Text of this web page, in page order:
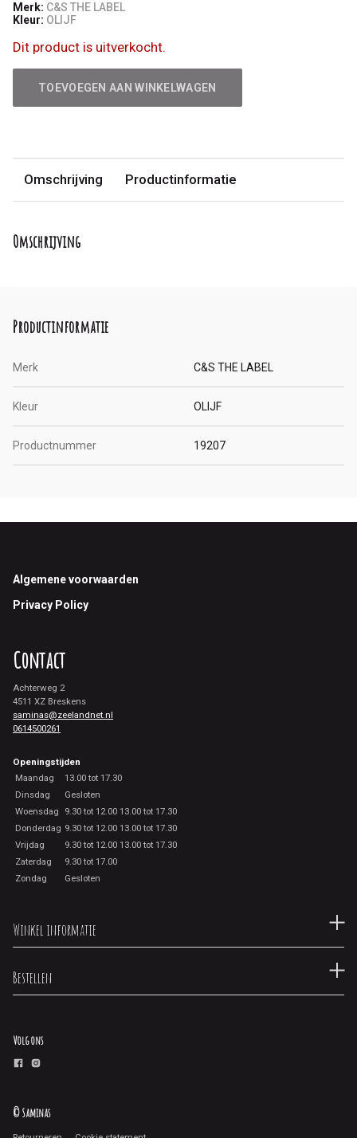
Merk: C&S THE LABEL
Kleur: OLIJF
Dit product is uitverkocht.
TOEVOEGEN AAN WINKELWAGEN
Omschrijving Productinformatie
Omschrijving
Productinformatie
Merk C&S THE LABEL
Kleur OLIJF
Productnummer 19207
Footer
Algemene voorwaarden
Privacy Policy
Contact
Achterweg 2
4511 XZ Breskens
saminas@zeelandnet.nl
0614500261
Openingstijden
Maandag
13.00 tot 17.30
Dinsdag
Gesloten
Woensdag
9.30 tot 12.00 13.00 tot 17.30
Donderdag 9.30 tot 12.00 13.00 tot 17.30
Vrijdag
9.30 tot 12.00 13.00 tot 17.30
Zaterdag
9.30 tot 17.00
Zondag
Gesloten
Winkel informatie
Bestellen
Volg ons
© Saminas